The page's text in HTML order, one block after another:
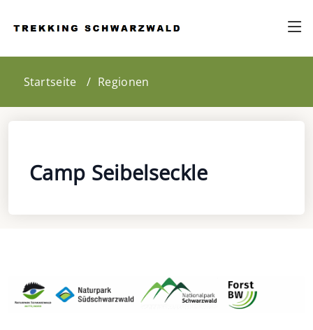
Startseite Regionen
Camp Seibelseckle